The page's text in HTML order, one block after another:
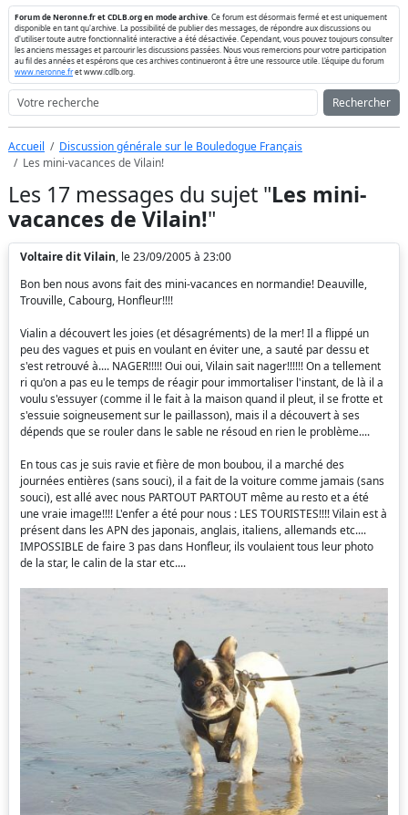
Forum de Neronne.fr et CDLB.org en mode archive . Ce forum est désormais fermé et est uniquement
disponible en tant qu'archive. La possibilité de publier des messages, de répondre aux discussions ou
d'utiliser toute autre fonctionnalité interactive a été désactivée. Cependant, vous pouvez toujours consulter
les anciens messages et parcourir les discussions passées. Nous vous remercions pour votre participation
au fil des années et espérons que ces archives continueront à être une ressource utile. L'équipe du forum
www.neronne.fret www.cdlb.org.
Rechercher
Accueil
Discussion générale sur le Bouledogue Français
Les mini-vacances de Vilain!
Les 17 messages du sujet "Les mini-
vacances de Vilain!"
Voltaire dit Vilain, le 23/09/2005 à 23:00
Bon ben nous avons fait des mini-vacances en normandie! Deauville,
Trouville, Cabourg, Honfleur!!!!
Vialin a découvert les joies (et désagréments) de la mer! Il a flippé un
peu des vagues et puis en voulant en éviter une, a sauté par dessu et
s'est retrouvé à.... NAGER!!!!! Oui oui, Vilain sait nager!!!!!! On a tellement
ri qu'on a pas eu le temps de réagir pour immortaliser l'instant, de là il a
voulu s'essuyer (comme il le fait à la maison quand il pleut, il se frotte et
s'essuie soigneusement sur le paillasson), mais il a découvert à ses
dépends que se rouler dans le sable ne résoud en rien le problème....
En tous cas je suis ravie et fière de mon boubou, il a marché des
journées entières (sans souci), il a fait de la voiture comme jamais (sans
souci), est allé avec nous PARTOUT PARTOUT même au resto et a été
une vraie image!!!! L'enfer a été pour nous : LES TOURISTES!!!! Vilain est à
présent dans les APN des japonais, anglais, italiens, allemands etc....
IMPOSSIBLE de faire 3 pas dans Honfleur, ils voulaient tous leur photo
de la star, le calin de la star etc....